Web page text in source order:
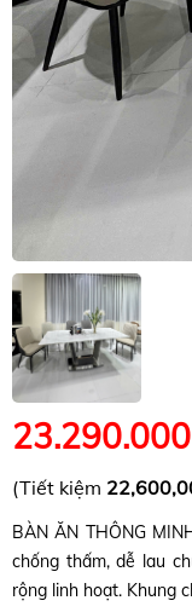
23.290.000
(Tiết kiệm
BÀN ĂN THÔNG
chống thấm, dễ lau
rộng linh hoạt. Khung